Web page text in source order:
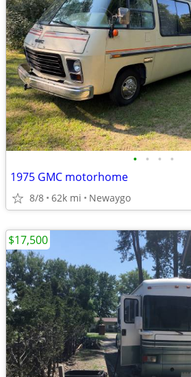
• • • •
1975 GMC motorhome
8/8 62k mi Newaygo
$17,500